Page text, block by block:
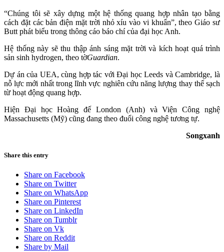
“Chúng tôi sẽ xây dựng một hệ thống quang hợp nhân tạo bằng
cách đặt các bản điện mặt trời nhỏ xíu vào vi khuẩn”, theo Giáo sư
Butt phát biểu trong thông cáo báo chí của đại học Anh.
Hệ thống này sẽ thu thập ánh sáng mặt trời và kích hoạt quá trình
sản sinh hydrogen, theo tờGuardian.
Dự án của UEA, cùng hợp tác với Đại học Leeds và Cambridge, là
nỗ lực mới nhất trong lĩnh vực nghiên cứu năng lượng thay thế sạch
từ hoạt động quang hợp.
Hiện Đại học Hoàng đế London (Anh) và Viện Công nghệ
Massachusetts (Mỹ) cũng đang theo đuổi công nghệ tương tự.
Songxanh
Share this entry
Share on Facebook
Share on Twitter
Share on WhatsApp
Share on Pinterest
Share on LinkedIn
Share on Tumblr
Share on Vk
Share on Reddit
Share by Mail